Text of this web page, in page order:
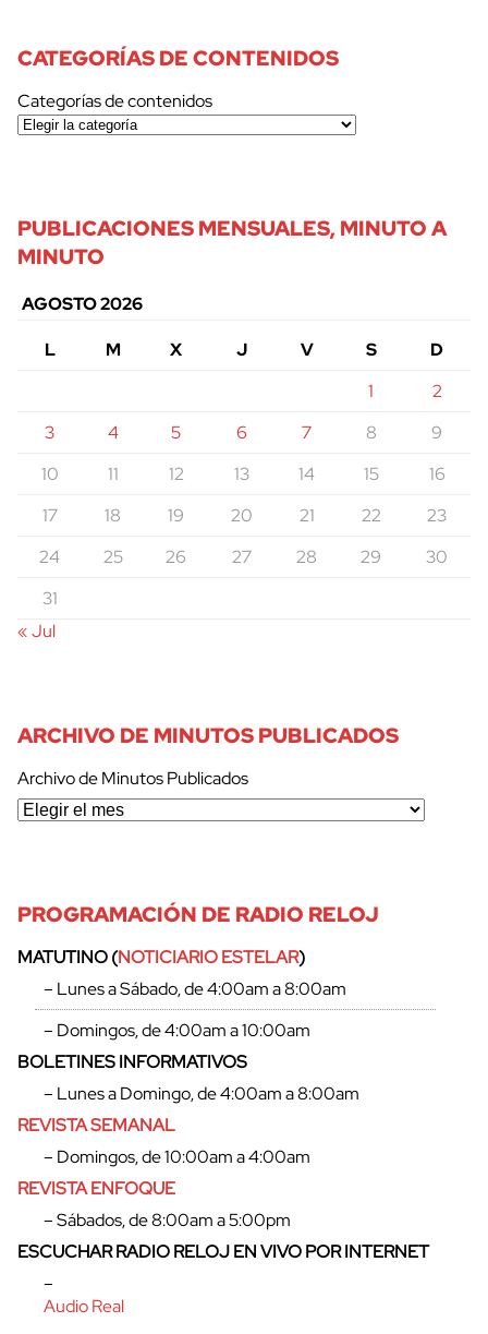
CATEGORÍAS DE CONTENIDOS
Categorías de contenidos
PUBLICACIONES MENSUALES, MINUTO A
MINUTO
AGOSTO 2026
L
M X J V S
D
1
2
3
4 5 6 7 8
9
10
11 12 13 14 15
16
17
18 19 20 21 22
23
24
25 26 27 28 29
30
31
« Jul
ARCHIVO DE MINUTOS PUBLICADOS
Archivo de Minutos Publicados
PROGRAMACIÓN DE RADIO RELOJ
MATUTINO (NOTICIARIO ESTELAR)
– Lunes a Sábado, de 4:00am a 8:00am
– Domingos, de 4:00am a 10:00am
BOLETINES INFORMATIVOS
– Lunes a Domingo, de 4:00am a 8:00am
REVISTA SEMANAL
– Domingos, de 10:00am a 4:00am
REVISTA ENFOQUE
– Sábados, de 8:00am a 5:00pm
ESCUCHAR RADIO RELOJ EN VIVO POR INTERNET
–
Audio Real